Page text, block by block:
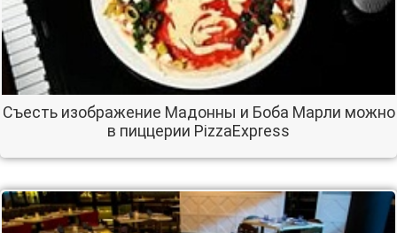
Съесть изображение Мадонны и Боба Марли можно
в пиццерии PizzaExpress